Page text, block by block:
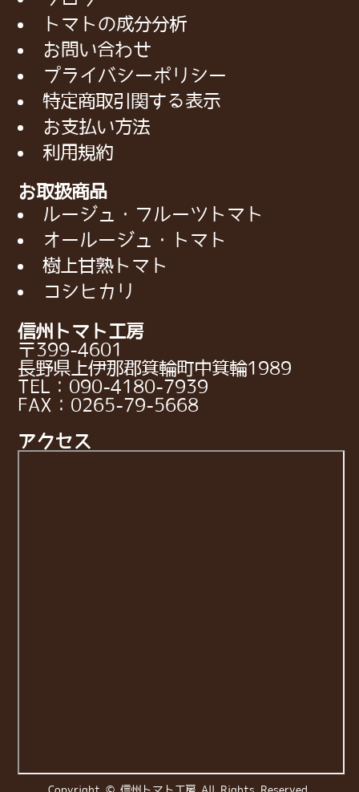
トマトの成分分析
お問い合わせ
プライバシーポリシー
特定商取引関する表示
お支払い方法
利用規約
お取扱商品
ルージュ・フルーツトマト
オールージュ・トマト
樹上甘熟トマト
コシヒカリ
信州トマト工房
〒399-4601
長野県上伊那郡箕輪町中箕輪1989
TEL：090-4180-7939
FAX：0265-79-5668
アクセス
Copyright © 信州トマト工房 All Rights Reserved.